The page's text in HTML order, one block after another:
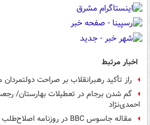
اخبار مرتبط
راز تأکید رهبرانقلاب بر صراحت
گم شدن برجام در تعطیلات بهارستان/
احمدی‌نژاد
مقاله جاسوس BBC در روزنامه اصلاح‌طلب منتشر شد